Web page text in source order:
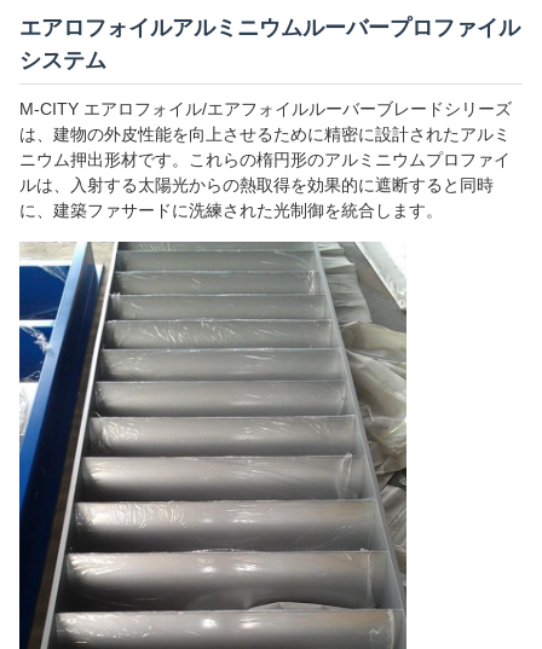
エアロフォイルアルミニウムルーバープロファイル
システム
M-CITY エアロフォイル/エアフォイルルーバーブレードシリーズ
は、建物の外皮性能を向上させるために精密に設計されたアルミ
ニウム押出形材です。これらの楕円形のアルミニウムプロファイ
ルは、入射する太陽光からの熱取得を効果的に遮断すると同時
に、建築ファサードに洗練された光制御を統合します。